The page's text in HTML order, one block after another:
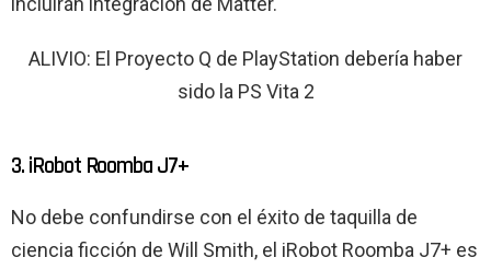
ALIVIO: El Proyecto Q de PlayStation debería haber
sido la PS Vita 2
3. iRobot Roomba J7+
No debe confundirse con el éxito de taquilla de
ciencia ficción de Will Smith, el iRobot Roomba J7+ es